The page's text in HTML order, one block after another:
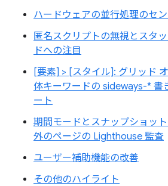
ハードウェアの並行処理のセ
匿名スクリプトの無視とスタ
ドへの注目
[要素] > [スタイル]: グリッド
体キーワードの sideways-* 書
ート
期間モードとスナップショッ
外のページの Lighthouse 監査
ユーザー補助機能の改善
その他のハイライト